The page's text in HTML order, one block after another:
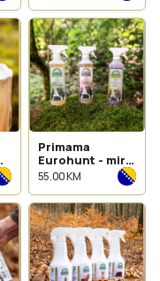
Primama
Eurohunt - miris
jabuke 500ml
55.00 KM